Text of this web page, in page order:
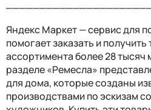
Яндекс Маркет — сервис для
помогает заказать и
ассортимента более 28
разделе «Ремесла»
для дома, которые созданы
производствами по эскизам